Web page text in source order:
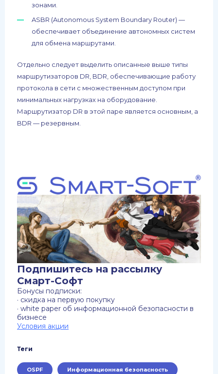
зонами.
ASBR (Autonomous System Boundary Router) —
обеспечивает объединение автономных систем
для обмена маршрутами.
Отдельно следует выделить описанные выше типы
маршрутизаторов DR, BDR, обеспечивающие работу
протокола в сети с множественным доступом при
минимальных нагрузках на оборудование.
Маршрутизатор DR в этой паре является основным, а
BDR — резервным.
Подпишитесь на рассылку
Смарт-Софт
Бонусы подписки:
· скидка на первую покупку
· white paper об информационной безопасности в
бизнесе
Условия акции
Теги
OSPF Информационная безопасность